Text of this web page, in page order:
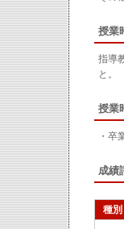
授業
指導
と。
授業
・卒
成績
種別